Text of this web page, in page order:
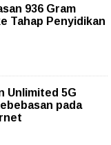
936 Gram
Tahap Penyidikan
Unlimited 5G
pada